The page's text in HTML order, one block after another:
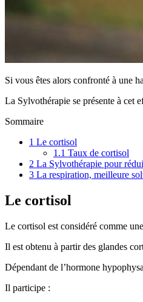
Si vous êtes alors confronté à une
La Sylvothérapie se présente à cet
Sommaire
1 Le cortisol
1.1 Taux de cortisol
2 La Sylvothérapie pour
3 La respiration, meilleure
Le cortisol
Le cortisol est considéré comme
Il est obtenu à partir des glandes
Dépendant de l’hormone
Il participe :